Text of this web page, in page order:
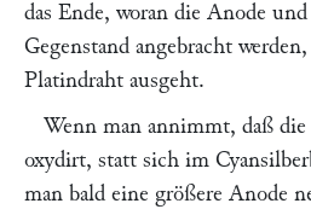
das Ende, woran die Anode
Gegenstand angebracht
Platindraht ausgeht.
Wenn man annimmt, daß
oxydirt, statt sich im
man bald eine größere Anode